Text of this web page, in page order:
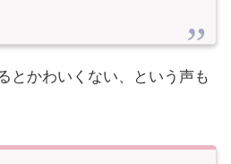
とかわいくない、という声も